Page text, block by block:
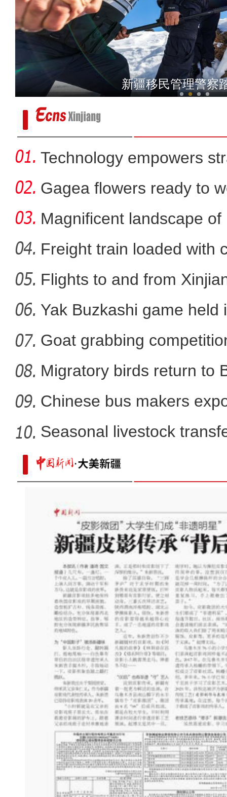
第三次新疆科考：阿尔金
PVC板上的中
新疆：乡村旅游
Technology empowers
Xi
Gagea flowers ready to
Nal
Magnificent landscape
La
Freight train loaded with
Flights to and from
Yak Buzkashi game held
Goat grabbing
Migratory birds return to
Chinese bus makers
energy ve
Seasonal livestock